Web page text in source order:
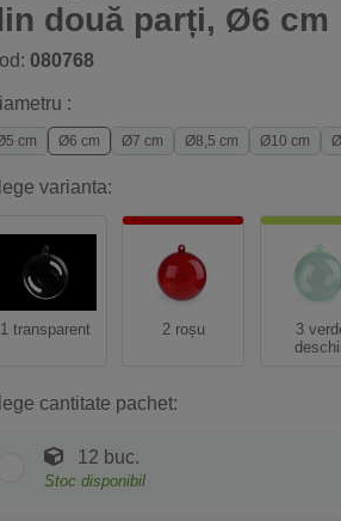
două parți, Ø6 cm
080768
:
cm Ø6 cm Ø7 cm Ø8,5 cm Ø10 cm
varianta:
1 transparent 2 roșu
3
cantitate pachet:
12 buc.
Stoc disponibil